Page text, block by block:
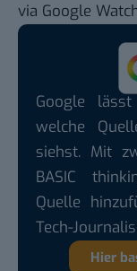
via Google
Google
welche
siehst. Mit
BASIC
Quelle
Tech-
Hier